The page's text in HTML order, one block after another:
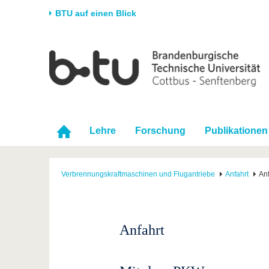
BTU auf einen Blick
Universität
Karriere & Engagement
Partnerschaften &
Strukturwandel
Forschung
Förderung
Wissenschaftlicher
Nachwuchs
Im
Lehre Forschung Publikationen
Verbrennungskraftmaschinen und Flugantriebe Anfahrt
Anfahrt